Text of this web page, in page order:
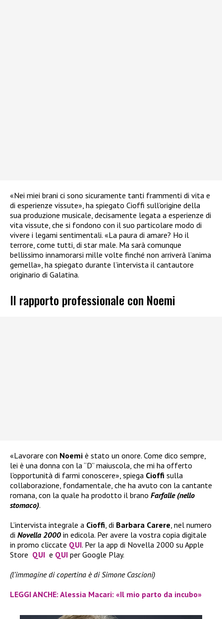
«Nei miei brani ci sono sicuramente tanti frammenti di vita e
di esperienze vissute», ha spiegato Cioffi sull’origine della
sua produzione musicale, decisamente legata a esperienze di
vita vissute, che si fondono con il suo particolare modo di
vivere i legami sentimentali. «La paura di amare? Ho il
terrore, come tutti, di star male. Ma sarà comunque
bellissimo innamorarsi mille volte finché non arriverà l’anima
gemella», ha spiegato durante l’intervista il cantautore
originario di Galatina.
Il rapporto professionale con Noemi
«Lavorare con Noemi è stato un onore. Come dico sempre,
lei è una donna con la “D” maiuscola, che mi ha offerto
l’opportunità di farmi conoscere», spiega Cioffi sulla
collaborazione, fondamentale, che ha avuto con la cantante
romana, con la quale ha prodotto il brano Farfalle (nello
stomaco).
L’intervista integrale a Cioffi , di Barbara Carere , nel numero
di Novella 2000 in edicola. Per avere la vostra copia digitale
in promo cliccate QUI. Per la app di Novella 2000 su Apple
Store QUI e QUI per Google Play.
(l’immagine di copertina è di Simone Cascioni)
LEGGI ANCHE: Alessia Macari: «Il mio parto da incubo»